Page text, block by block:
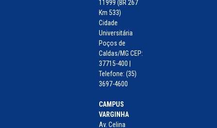
11999 (BR 267
Km 533)
Cidade
Universitária
Poços de
Caldas/MG CEP:
37715-400 |
Telefone: (35)
3697-4600
CAMPUS
VARGINHA
Av. Celina